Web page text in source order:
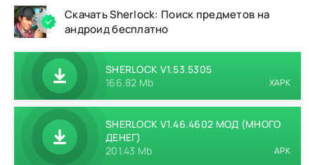
Скачать Sherlock: Поиск предметов на
андроид бесплатно
SHERLOCK V1.53.5305
166.82 Mb
XAPK
SHERLOCK V1.46.4602 МОД (МНОГО
ДЕНЕГ)
201.43 Mb
APK